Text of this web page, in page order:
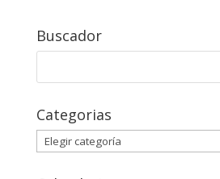
Buscador
Buscar:
Categorias
Categorias